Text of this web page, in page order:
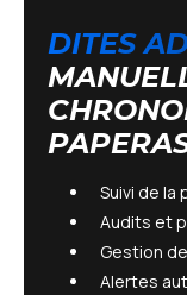
DITES
Suivi de la
Audits et
Gestion
Alertes